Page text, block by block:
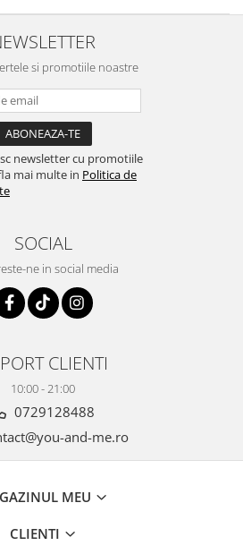
si promotiile noastre
newsletter cu promotiile
mai multe in Politica de
SOCIAL
ne in social media
CLIENTI
10:00 - 21:00
0729128488
and-me.ro
MEU
CLIENTI